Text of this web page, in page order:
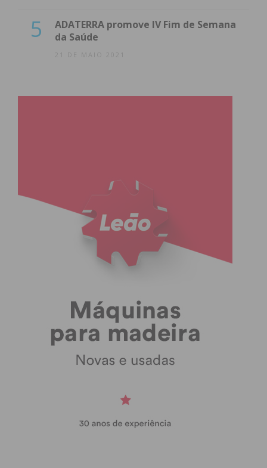
5
ADATERRA promove IV Fim de Semana
da Saúde
21 DE MAIO 2021